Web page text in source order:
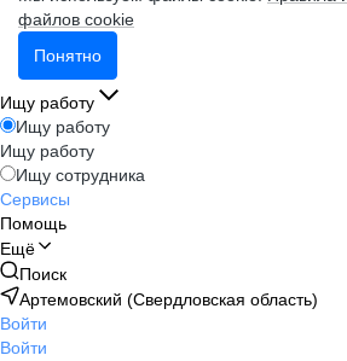
файлов cookie
Понятно
Ищу работу
Ищу работу
Ищу работу
Ищу сотрудника
Сервисы
Помощь
Ещё
Поиск
Артемовский (Свердловская область)
Войти
Войти